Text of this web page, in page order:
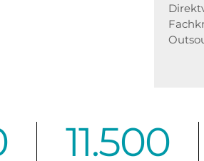
11.500